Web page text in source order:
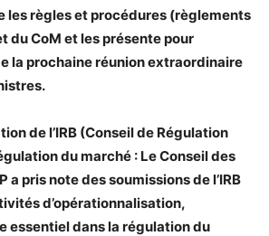
les règles et procédures (règlements
du CoM et les présente pour
la prochaine réunion extraordinaire
de l’IRB (Conseil de Régulation
du marché : Le Conseil des
a pris note des soumissions de l’IRB
d’opérationnalisation,
essentiel dans la régulation du